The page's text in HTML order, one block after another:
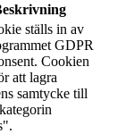
ställs in av
GDPR
Cookien
att lagra
samtycke till